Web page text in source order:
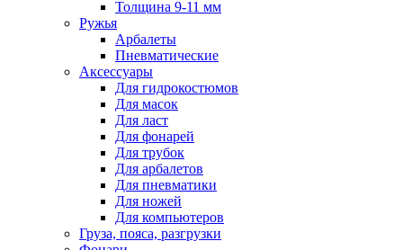
Толщина 9-11 мм
Ружья
Арбалеты
Пневматические
Аксессуары
Для гидрокостюмов
Для масок
Для ласт
Для фонарей
Для трубок
Для арбалетов
Для пневматики
Для ножей
Для компьютеров
Груза, пояса, разгрузки